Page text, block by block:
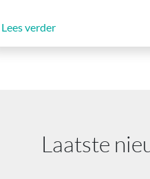
Lees verder
Laatste